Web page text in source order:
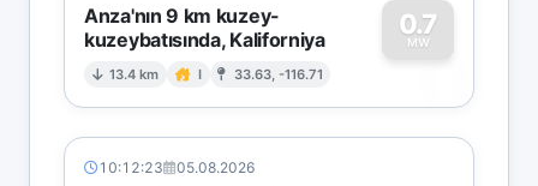
Anza'nın 9 km kuzey-
kuzeybatısında, Kaliforniya
13.4 km I 33.63, -116.71
0.7
MW
0
10:12:23 05.08.2026